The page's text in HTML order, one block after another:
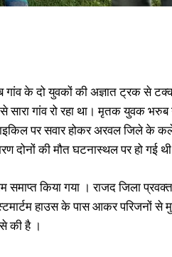
गांव के दो युवकों की अज्ञात ट्रक से
गांव रो रहा था। मृतक युवक भरुब
पर सवार होकर अरवल जिले के
दोनों की मौत घटनास्थल पर हो गई
किया गया । राजद जिला
हाउस के पास आकर परिजनों
की है ।